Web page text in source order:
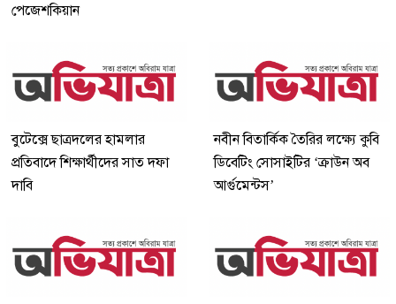
পেজেশকিয়ান
বুটেক্সে ছাত্রদলের হামলার
প্রতিবাদে শিক্ষার্থীদের সাত দফা
দাবি
নবীন বিতার্কিক তৈরির লক্ষ্যে কুবি
ডিবেটিং সোসাইটির ‘ক্রাউন অব
আর্গুমেন্টস’